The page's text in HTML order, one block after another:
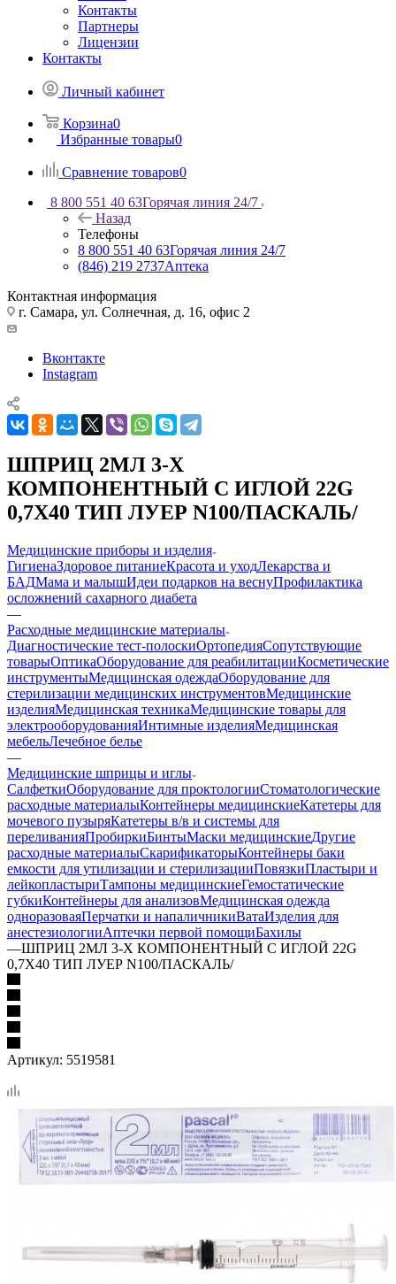
Контакты
Партнеры
Лицензии
Контакты
Личный кабинет
Корзина0
Избранные товары0
Сравнение товаров0
8 800 551 40 63Горячая линия 24/7
Назад
Телефоны
8 800 551 40 63Горячая линия 24/7
(846) 219 2737Аптека
Контактная информация
г. Самара, ул. Солнечная, д. 16, офис 2
Вконтакте
Instagram
ШПРИЦ 2МЛ 3-Х
КОМПОНЕНТНЫЙ C ИГЛОЙ 22G
0,7X40 ТИП ЛУЕР N100/ПАСКАЛЬ/
Медицинские приборы и изделия
ГигиенаЗдоровое питаниеКрасота и уходЛекарства и
БАДМама и малышИдеи подарков на веснуПрофилактика
осложнений сахарного диабета
—
Расходные медицинские материалы
Диагностические тест-полоскиОртопедияСопутствующие
товарыОптикаОборудование для реабилитацииКосметические
инструментыМедицинская одеждаОборудование для
стерилизации медицинских инструментовМедицинские
изделияМедицинская техникаМедицинские товары для
электрооборудованияИнтимные изделияМедицинская
мебельЛечебное белье
—
Медицинские шприцы и иглы
СалфеткиОборудование для проктологииСтоматологические
расходные материалыКонтейнеры медицинскиеКатетеры для
мочевого пузыряКатетеры в/в и системы для
переливанияПробиркиБинтыМаски медицинскиеДругие
расходные материалыСкарификаторыКонтейнеры баки
емкости для утилизации и стерилизацииПовязкиПластыри и
лейкопластыриТампоны медицинскиеГемостатические
губкиКонтейнеры для анализовМедицинская одежда
одноразоваяПерчатки и напаличникиВатаИзделия для
анестезиологииАптечки первой помощиБахилы
—ШПРИЦ 2МЛ 3-Х КОМПОНЕНТНЫЙ C ИГЛОЙ 22G
0,7X40 ТИП ЛУЕР N100/ПАСКАЛЬ/
Артикул: 5519581